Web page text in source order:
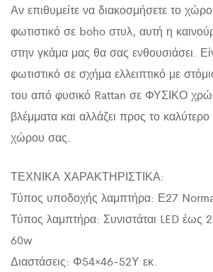
quantity
Αν επιθυμείτε να διακοσμήσετε το
φωτιστικό σε boho στυλ, αυτή η
στην γκάμα μας θα σας ενθουσιάσει.
φωτιστικό σε σχήμα ελλειπτικό με
του από φυσικό Rattan σε ΦΥΣΙΚΟ
βλέμματα και αλλάζει προς το καλύτερο
χώρου σας.
ΤΕΧΝΙΚΑ ΧΑΡΑΚΤΗΡΙΣΤΙΚΑ:
Τύπος υποδοχής λαμπτήρα: Ε27
Τύπος λαμπτήρα: Συνιστάται LED έως
60w
Διαστάσεις: Φ54×46-52Υ εκ.